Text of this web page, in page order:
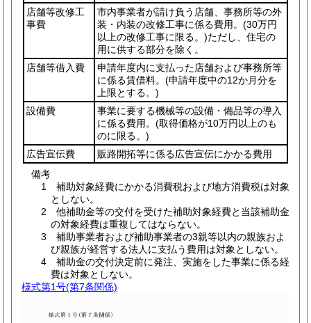
店舗等改修工
事費
市内事業者が請け負う店舗、事務所等の外
装・内装の改修工事に係る費用。 (30万円
以上の改修工事に限る。)ただし、住宅の
用に供する部分を除く。
店舗等借入費
申請年度内に支払った店舗および事務所等
に係る賃借料。 (申請年度中の12か月分を
上限とする。)
設備費
事業に要する機械等の設備・備品等の導入
に係る費用。 (取得価格が10万円以上のも
のに限る。)
広告宣伝費
販路開拓等に係る広告宣伝にかかる費用
備考
1 補助対象経費にかかる消費税および地方消費税は対象
としない。
2 他補助金等の交付を受けた補助対象経費と当該補助金
の対象経費は重複してはならない。
3 補助事業者および補助事業者の3親等以内の親族およ
び親族が経営する法人に支払う費用は対象としない。
4 補助金の交付決定前に発注、実施をした事業に係る経
費は対象としない。
様式第1号(第7条関係)